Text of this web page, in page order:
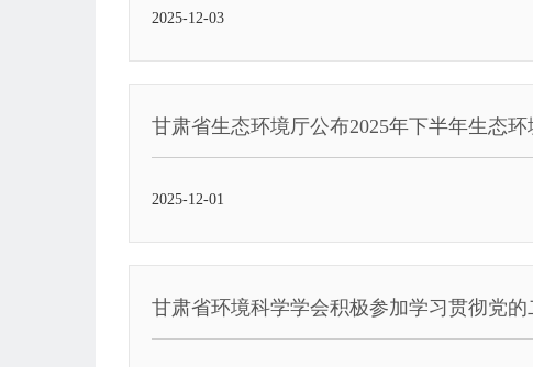
2025-12-03
甘肃省生态环境厅公布2025年下半年生态环
2025-12-01
甘肃省环境科学学会积极参加学习贯彻党